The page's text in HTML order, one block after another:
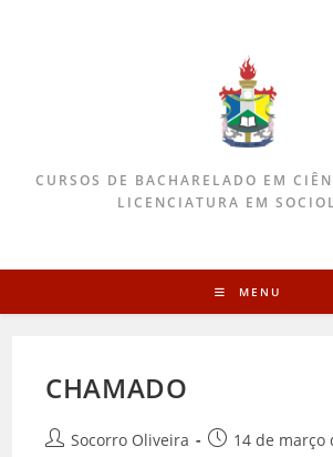
CURSOS DE BACHARELADO EM
LICENCIATURA EM
MENU
CHAMADO
Socorro Oliveira
14 de março